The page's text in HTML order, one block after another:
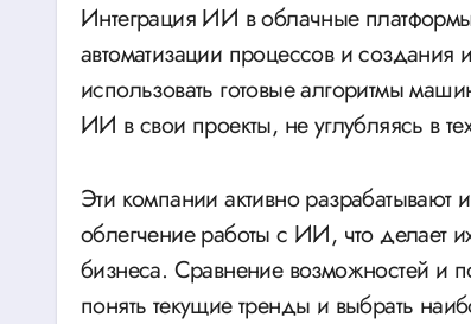
Интеграция ИИ в облачные
автоматизации процессов и создания
использовать готовые алгоритмы
ИИ в свои проекты, не углубляясь в
Эти компании активно
облегчение работы с ИИ, что делает
бизнеса. Сравнение возможностей и
понять текущие тренды и выбрать